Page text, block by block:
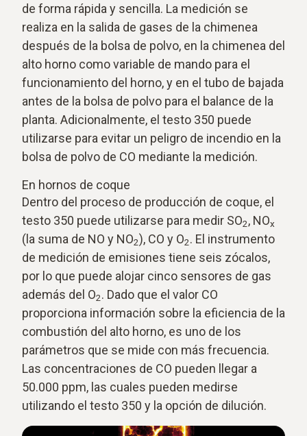
de forma rápida y sencilla. La medición se
realiza en la salida de gases de la chimenea
después de la bolsa de polvo, en la chimenea del
alto horno como variable de mando para el
funcionamiento del horno, y en el tubo de bajada
antes de la bolsa de polvo para el balance de la
planta. Adicionalmente, el testo 350 puede
utilizarse para evitar un peligro de incendio en la
bolsa de polvo de CO mediante la medición.
En hornos de coque
Dentro del proceso de producción de coque, el
testo 350 puede utilizarse para medir SO2, NOx
(la suma de NO y NO2), CO y O2. El instrumento
de medición de emisiones tiene seis zócalos,
por lo que puede alojar cinco sensores de gas
además del O2. Dado que el valor CO
proporciona información sobre la eficiencia de la
combustión del alto horno, es uno de los
parámetros que se mide con más frecuencia.
Las concentraciones de CO pueden llegar a
50.000 ppm, las cuales pueden medirse
utilizando el testo 350 y la opción de dilución.